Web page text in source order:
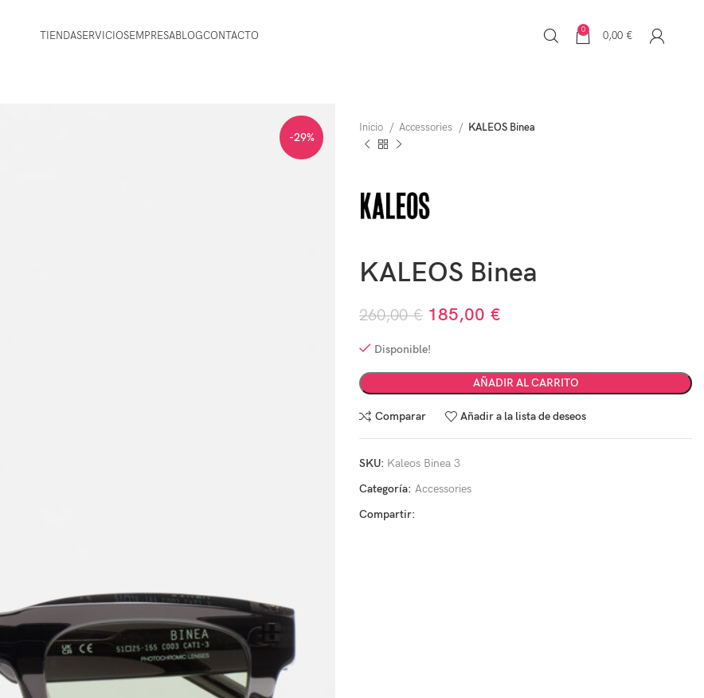
TIENDASERVICIOSEMPRESABLOGCONTACTO 0 0,00 €
-29%
Inicio Accessories KALEOS Binea
KALEOS Binea
260,00€ 185,00 €
Disponible!
AÑADIR AL CARRITO
Comparar Añadir a la lista de deseos
SKU: Kaleos Binea 3
Categoría: Accessories
Compartir: